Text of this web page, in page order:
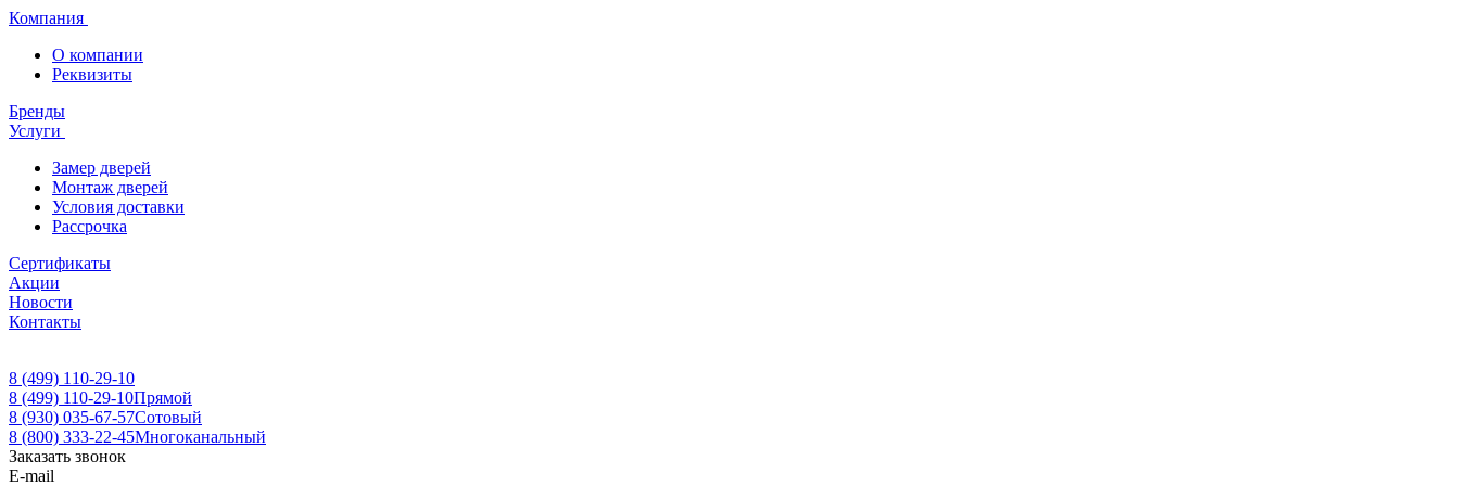
Компания
О компании
Реквизиты
Бренды
Услуги
Замер дверей
Монтаж дверей
Условия доставки
Рассрочка
Сертификаты
Акции
Новости
Контакты
8 (499) 110-29-10
8 (499) 110-29-10Прямой
8 (930) 035-67-57Сотовый
8 (800) 333-22-45Многоканальный
Заказать звонок
E-mail